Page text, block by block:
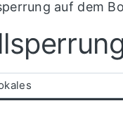
auf dem